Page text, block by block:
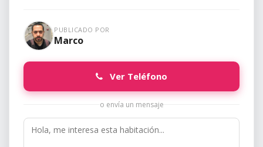
PUBLICADO POR
Marco
Ver Teléfono
o envía un mensaje